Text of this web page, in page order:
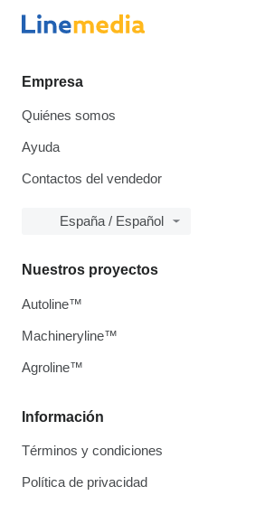
Empresa
Quiénes somos
Ayuda
Contactos del vendedor
España / Español
Información
Términos y condiciones
Política de privacidad
Nuestros proyectos
Autoline™
Machineryline™
Agroline™